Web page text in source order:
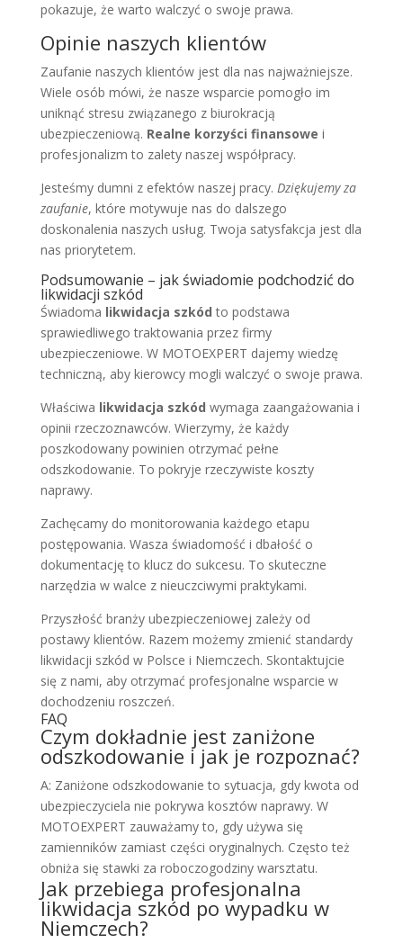
pokazuje, że warto walczyć o swoje prawa.
Opinie naszych klientów
Zaufanie naszych klientów jest dla nas najważniejsze.
Wiele osób mówi, że nasze wsparcie pomogło im
uniknąć stresu związanego z biurokracją
ubezpieczeniową. Realne korzyści finansowe i
profesjonalizm to zalety naszej współpracy.
Jesteśmy dumni z efektów naszej pracy. Dziękujemy za
zaufanie, które motywuje nas do dalszego
doskonalenia naszych usług. Twoja satysfakcja jest dla
nas priorytetem.
Podsumowanie – jak świadomie podchodzić do
likwidacji szkód
Świadoma likwidacja szkód to podstawa
sprawiedliwego traktowania przez firmy
ubezpieczeniowe. W MOTOEXPERT dajemy wiedzę
techniczną, aby kierowcy mogli walczyć o swoje prawa.
Właściwa likwidacja szkód wymaga zaangażowania i
opinii rzeczoznawców. Wierzymy, że każdy
poszkodowany powinien otrzymać pełne
odszkodowanie. To pokryje rzeczywiste koszty
naprawy.
Zachęcamy do monitorowania każdego etapu
postępowania. Wasza świadomość i dbałość o
dokumentację to klucz do sukcesu. To skuteczne
narzędzia w walce z nieuczciwymi praktykami.
Przyszłość branży ubezpieczeniowej zależy od
postawy klientów. Razem możemy zmienić standardy
likwidacji szkód w Polsce i Niemczech. Skontaktujcie
się z nami, aby otrzymać profesjonalne wsparcie w
dochodzeniu roszczeń.
FAQ
Czym dokładnie jest zaniżone
odszkodowanie i jak je rozpoznać?
A: Zaniżone odszkodowanie to sytuacja, gdy kwota od
ubezpieczyciela nie pokrywa kosztów naprawy. W
MOTOEXPERT zauważamy to, gdy używa się
zamienników zamiast części oryginalnych. Często też
obniża się stawki za roboczogodziny warsztatu.
Jak przebiega profesjonalna
likwidacja szkód po wypadku w
Niemczech?